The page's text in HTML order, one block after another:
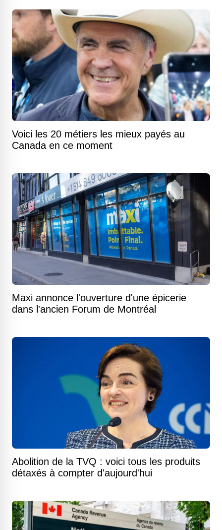
Voici les 20 métiers les mieux payés au
Canada en ce moment
Maxi annonce l'ouverture d'une épicerie
dans l'ancien Forum de Montréal
Abolition de la TVQ : voici tous les produits
détaxés à compter d'aujourd'hui